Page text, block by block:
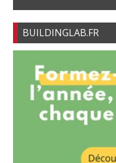
BUILDINGLAB.FR